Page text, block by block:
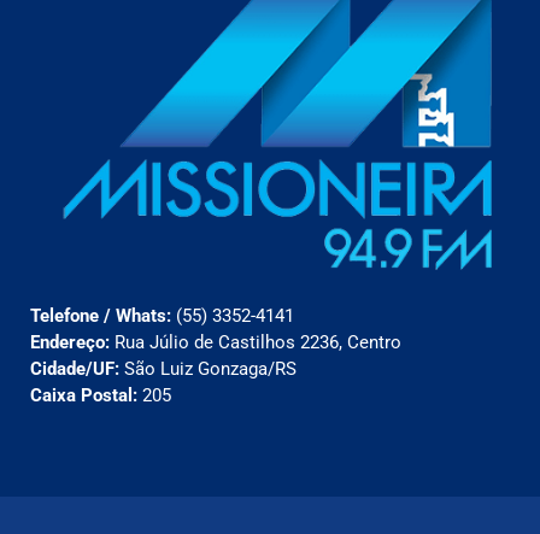
Telefone / Whats: (55) 3352-4141
Endereço: Rua Júlio de Castilhos 2236, Centro
Cidade/UF: São Luiz Gonzaga/RS
Caixa Postal: 205